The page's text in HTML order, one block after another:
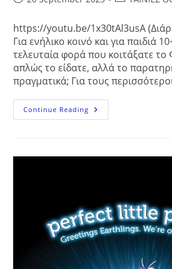
https://youtu.be/1x30tAl3usA
Για ενήλικο κοινό και για παιδιά
τελευταία φορά που κοιτάξατε το
απλώς το είδατε, αλλά το
πραγματικά; Για τους
Continue Reading Φανταστείτε
Tο